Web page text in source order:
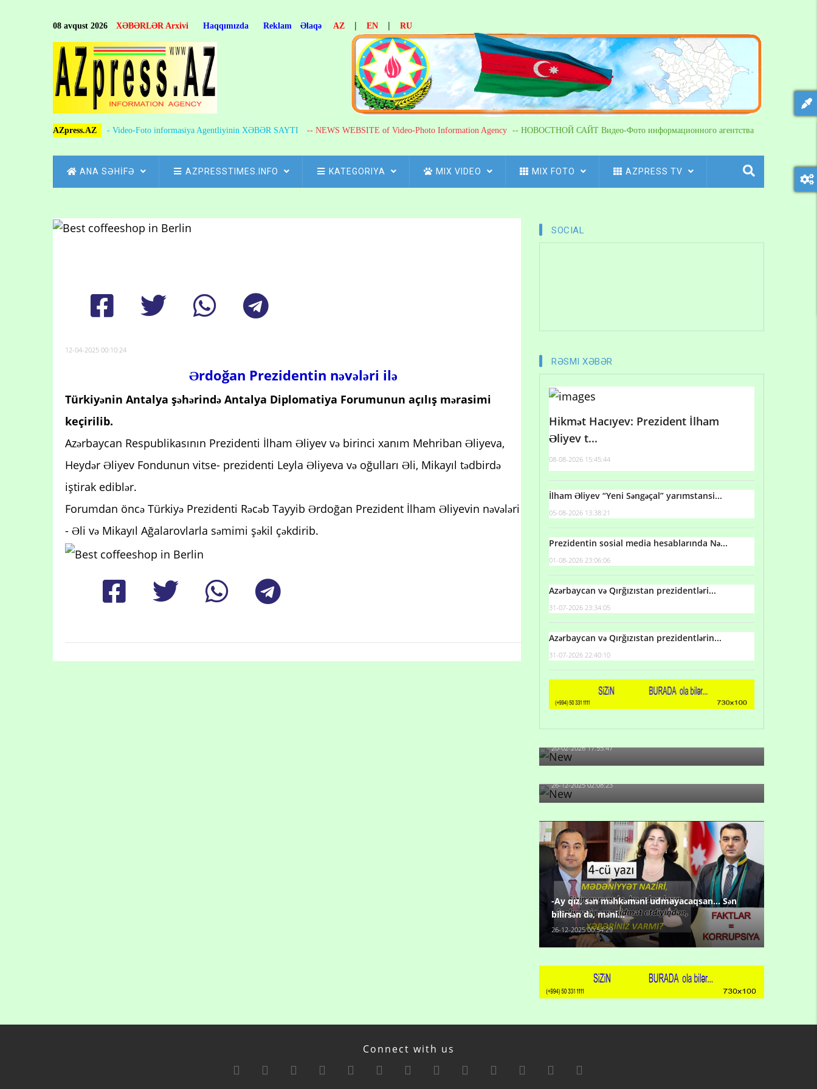
08 avqust 2026 XƏBƏRLƏR Arxivi Haqqımızda Reklam Əlaqə AZ | EN | RU
AZpress.AZ - Video-Foto informasiya Agentliyinin XƏBƏR SAYTI -- NEWS WEBSITE of Video-Photo Information Agency -- НОВОСТНОЙ САЙТ Видео-Фото информационного агентства
MAIN
NAVIGATION
ANA SƏHİFƏ AZPRESSTIMES.INFO KATEGORIYA MIX VIDEO MIX FOTO AZPRESS TV
Breadcrumb
12-04-2025 00:10:24
Ərdoğan Prezidentin nəvələri ilə
Türkiyənin Antalya şəhərində Antalya Diplomatiya Forumunun açılış mərasimi
keçirilib.
Azərbaycan Respublikasının Prezidenti İlham Əliyev və birinci xanım Mehriban Əliyeva,
Heydər Əliyev Fondunun vitse- prezidenti Leyla Əliyeva və oğulları Əli, Mikayıl tədbirdə
iştirak ediblər.
Forumdan öncə Türkiyə Prezidenti Rəcəb Tayyib Ərdoğan Prezident İlham Əliyevin nəvələri
- Əli və Mikayıl Ağalarovlarla səmimi şəkil çəkdirib.
SOCIAL
RƏSMI XƏBƏR
Hikmət Hacıyev: Prezident İlham
Əliyev t...
08-08-2026 15:45:44
İlham Əliyev “Yeni Səngəçal” yarımstansi...
05-08-2026 13:38:21
Prezidentin sosial media hesablarında Nə...
01-08-2026 23:06:06
Azərbaycan və Qırğızıstan prezidentləri...
31-07-2026 23:34:05
Azərbaycan və Qırğızıstan prezidentlərin...
31-07-2026 22:40:10
artıb?
20-02-2026 17:55:47
Məni bura NAZİR GÖNDƏRİB - 1937-ci ildən
fəaliyyətdə olan və...
26-12-2025 02:08:23
-Ay qız, sən məhkəməni udmayacaqsan... Sən
bilirsən də, məni...
26-12-2025 00:54:29
Connect with us